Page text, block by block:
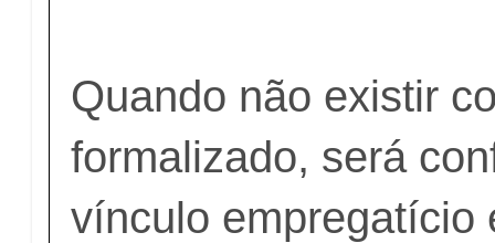
Quando não existir
formalizado, será
vínculo empregatício